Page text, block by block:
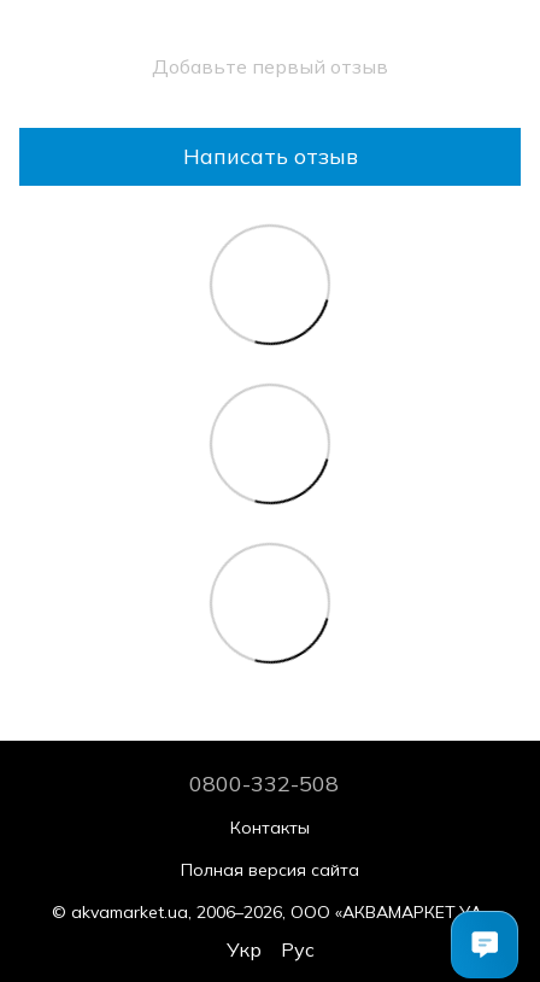
Добавьте первый отзыв
Написать отзыв
0800-332-508
Контакты
Полная версия сайта
© akvamarket.ua, 2006–2026, ООО «АКВАМАРКЕТ.УА»
Укр Рус